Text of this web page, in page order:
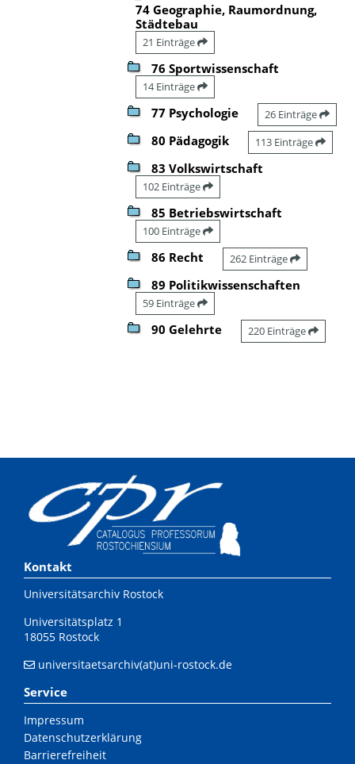
74 Geographie, Raumordnung,
Städtebau
21 Einträge
76 Sportwissenschaft
14 Einträge
77 Psychologie 26 Einträge
80 Pädagogik 113 Einträge
83 Volkswirtschaft
102 Einträge
85 Betriebswirtschaft
100 Einträge
86 Recht 262 Einträge
89 Politikwissenschaften
59 Einträge
90 Gelehrte 220 Einträge
Kontakt
Universitätsarchiv Rostock
Universitätsplatz 1
18055 Rostock
universitaetsarchiv(at)uni-rostock.de
Service
Impressum
Datenschutzerklärung
Barrierefreiheit